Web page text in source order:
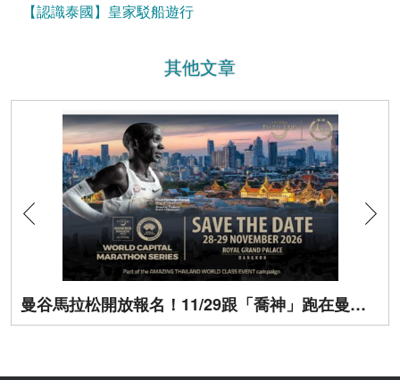
【認識泰國】皇家駁船遊行
其他文章
曼谷馬拉松開放報名！11/29跟「喬神」跑在曼谷街頭